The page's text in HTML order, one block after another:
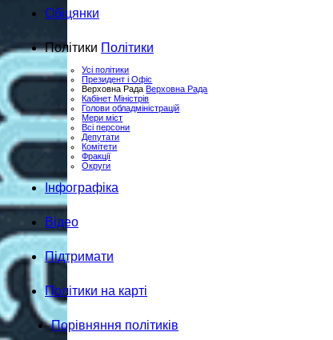
Обiцянки
Полiтики Полiтики
Усі політики
Президент і Офіс
Верховна Рада Верховна Рада
Кабінет Міністрів
Голови обладміністрацій
Мери міст
Всі персони
Депутати
Комітети
Фракції
Округи
Інфографіка
Відео
Підтримати
Політики на карті
Порівняння політиків